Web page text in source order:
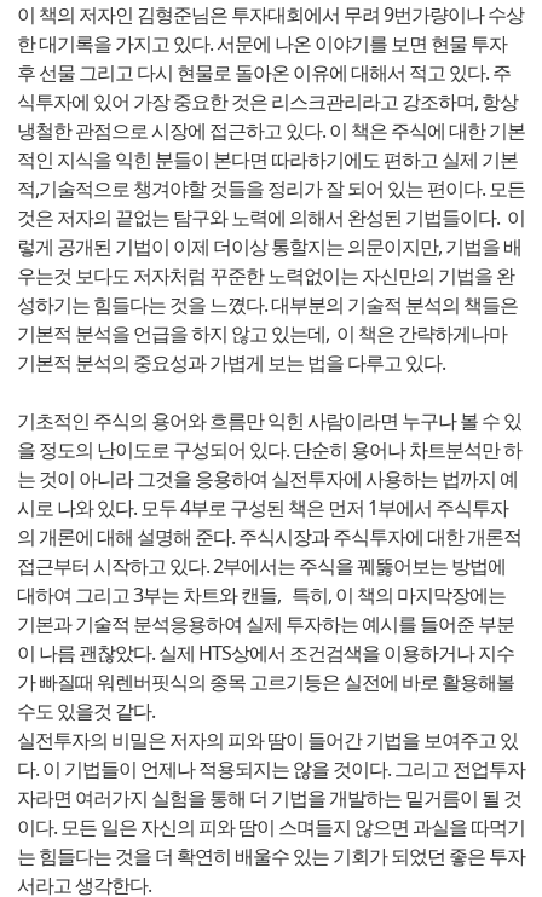
이 책의 저자인 김형준님은 투자대회에서 무려 9번가량이나 수상
한 대기록을 가지고 있다. 서문에 나온 이야기를 보면 현물 투자
후 선물 그리고 다시 현물로 돌아온 이유에 대해서 적고 있다. 주
식투자에 있어 가장 중요한 것은 리스크관리라고 강조하며, 항상
냉철한 관점으로 시장에 접근하고 있다. 이 책은 주식에 대한 기본
적인 지식을 익힌 분들이 본다면 따라하기에도 편하고 실제 기본
적,기술적으로 챙겨야할 것들을 정리가 잘 되어 있는 편이다. 모든
것은 저자의 끝없는 탐구와 노력에 의해서 완성된 기법들이다. 이
렇게 공개된 기법이 이제 더이상 통할지는 의문이지만, 기법을 배
우는것 보다도 저자처럼 꾸준한 노력없이는 자신만의 기법을 완
성하기는 힘들다는 것을 느꼈다. 대부분의 기술적 분석의 책들은
기본적 분석을 언급을 하지 않고 있는데, 이 책은 간략하게나마
기본적 분석의 중요성과 가볍게 보는 법을 다루고 있다.
기초적인 주식의 용어와 흐름만 익힌 사람이라면 누구나 볼 수 있
을 정도의 난이도로 구성되어 있다. 단순히 용어나 차트분석만 하
는 것이 아니라 그것을 응용하여 실전투자에 사용하는 법까지 예
시로 나와 있다. 모두 4부로 구성된 책은 먼저 1부에서 주식투자
의 개론에 대해 설명해 준다. 주식시장과 주식투자에 대한 개론적
접근부터 시작하고 있다. 2부에서는 주식을 꿰뚫어보는 방법에
대하여 그리고 3부는 차트와 캔들, 특히, 이 책의 마지막장에는
기본과 기술적 분석응용하여 실제 투자하는 예시를 들어준 부분
이 나름 괜찮았다. 실제 HTS상에서 조건검색을 이용하거나 지수
가 빠질때 워렌버핏식의 종목 고르기등은 실전에 바로 활용해볼
수도 있을것 같다.
실전투자의 비밀은 저자의 피와 땀이 들어간 기법을 보여주고 있
다. 이 기법들이 언제나 적용되지는 않을 것이다. 그리고 전업투자
자라면 여러가지 실험을 통해 더 기법을 개발하는 밑거름이 될 것
이다. 모든 일은 자신의 피와 땀이 스며들지 않으면 과실을 따먹기
는 힘들다는 것을 더 확연히 배울수 있는 기회가 되었던 좋은 투자
서라고 생각한다.